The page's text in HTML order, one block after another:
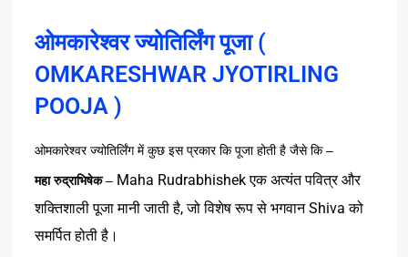
ओमकारेश्वर ज्योतिर्लिंग पूजा (
OMKARESHWAR JYOTIRLING
POOJA )
ओमकारेश्वर ज्योतिर्लिंग में कुछ इस प्रकार कि पूजा होती है जैसे कि–
महा रुद्राभिषेक– Maha Rudrabhishek एक अत्यंत पवित्र और
शक्तिशाली पूजा मानी जाती है,जो विशेष रूप से भगवान Shiva को
समर्पित होती है।